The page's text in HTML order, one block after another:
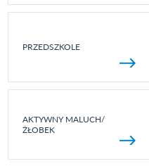
PRZEDSZKOLE
AKTYWNY MALUCH/
ŻŁOBEK